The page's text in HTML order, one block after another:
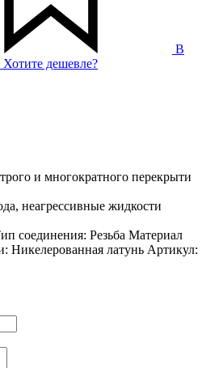
В
Хотите дешевле?
и многократного перекрыти
неагрессивные жидкости
соединения: Резьба Материал
Никелерованная латунь Артикул: